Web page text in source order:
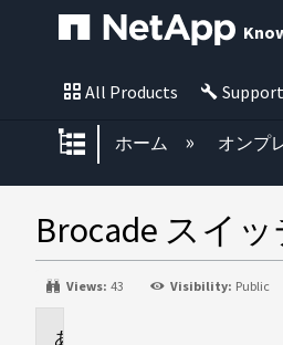
All Products
グローバル階
ホーム オンプ
Brocade スイ
Views: 43 Visibility: Public